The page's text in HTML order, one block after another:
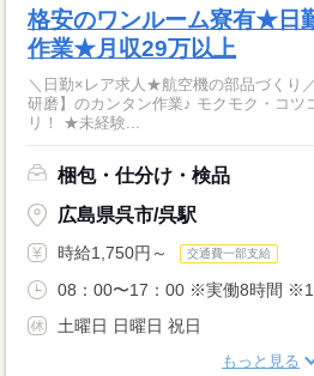
格安のワンルーム寮有★日
作業★月収29万以上
＼日勤×レア求人★航空機の部品づくり
研磨】のカンタン作業♪ モクモク・コツ
リ！ ★未経験...
梱包・仕分け・検品
広島県呉市/呉駅
時給1,750円～ 交通費一部支給
08：00〜17：00 ※実働8時間
土曜日 日曜日 祝日
もっと見る